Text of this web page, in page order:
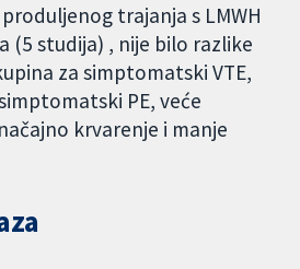
trajanja s LMWH
(5 studija) , nije bilo razlike
za simptomatski VTE,
PE, veće
krvarenje i manje